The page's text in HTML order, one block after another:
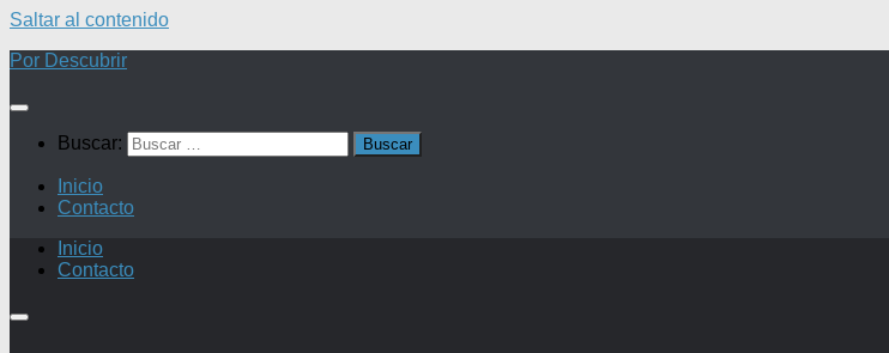
Saltar al contenido
Por Descubrir
Buscar:
Inicio
Contacto
Inicio
Contacto